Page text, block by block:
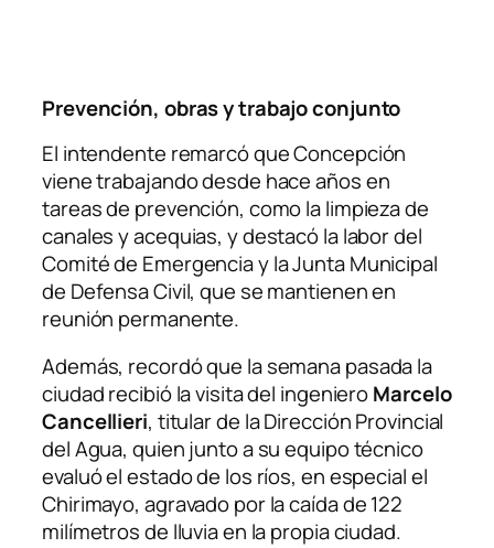
Prevención, obras y trabajo conjunto
El intendente remarcó que Concepción
viene trabajando desde hace años en
tareas de prevención, como la limpieza de
canales y acequias, y destacó la labor del
Comité de Emergencia y la Junta Municipal
de Defensa Civil, que se mantienen en
reunión permanente.
Además, recordó que la semana pasada la
ciudad recibió la visita del ingenieroMarcelo
Cancellieri, titular de la Dirección Provincial
del Agua, quien junto a su equipo técnico
evaluó el estado de los ríos, en especial el
Chirimayo, agravado por la caída de 122
milímetros de lluvia en la propia ciudad.